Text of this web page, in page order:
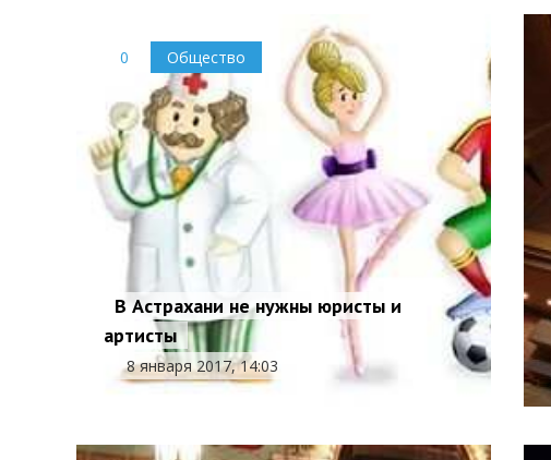
0 Общество
В Астрахани не нужны юристы и
артисты
8 января 2017, 14:03